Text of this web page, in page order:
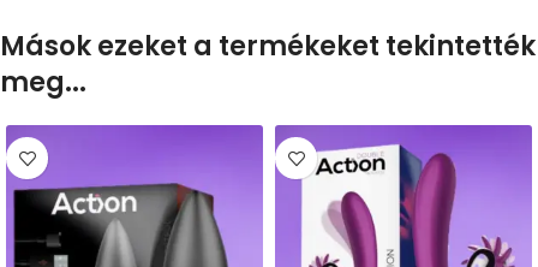
Mások ezeket a termékeket tekintették
meg...